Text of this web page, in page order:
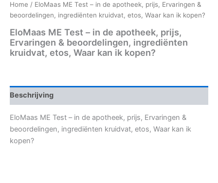
Home / EloMaas ME Test – in de apotheek, prijs, Ervaringen &
beoordelingen, ingrediënten kruidvat, etos, Waar kan ik kopen?
EloMaas ME Test – in de apotheek, prijs,
Ervaringen & beoordelingen, ingrediënten
kruidvat, etos, Waar kan ik kopen?
Beschrijving
EloMaas ME Test – in de apotheek, prijs, Ervaringen &
beoordelingen, ingrediënten kruidvat, etos, Waar kan ik
kopen?